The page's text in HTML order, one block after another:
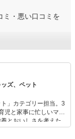
ミ・悪い口コミを
ズ、ペット
」カテゴリー担当。3
児と家事に忙しいママ
とおいしさを考えた
を楽しむためのスイ